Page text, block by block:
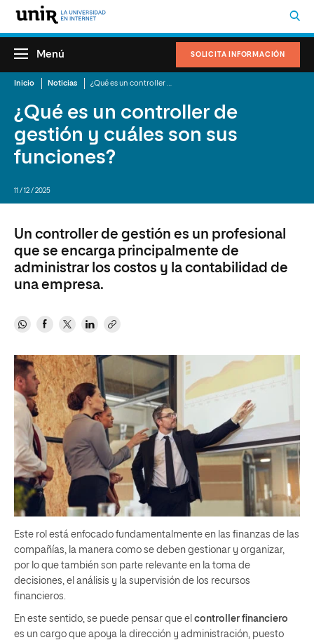
SOLICITA INFORMACIÓN
Menú
Inicio Noticias
¿Qué es un controller de
gestión y cuáles son sus
funciones?
11 / 12 / 2025
Un controller de gestión es un profesional
que se encarga principalmente de
administrar los costos y la contabilidad de
una empresa.
Este rol está enfocado fundamentalmente en las finanzas de las
compañías, la manera como se deben gestionar y organizar,
por lo que también son parte relevante en la toma de
decisiones, el análisis y la supervisión de los recursos
financieros.
En este sentido, se puede pensar que el controller financiero
es un cargo que apoya la dirección y administración, puesto